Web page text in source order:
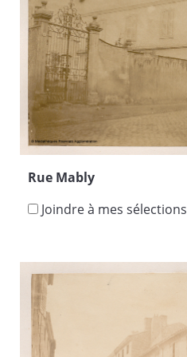
Rue Mably
Joindre à mes sélections